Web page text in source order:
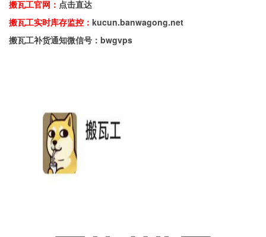
搬瓦工官网： 点击直达
搬瓦工实时库存监控： kucun.banwagong.net
搬瓦工补货通知微信号：bwgvps